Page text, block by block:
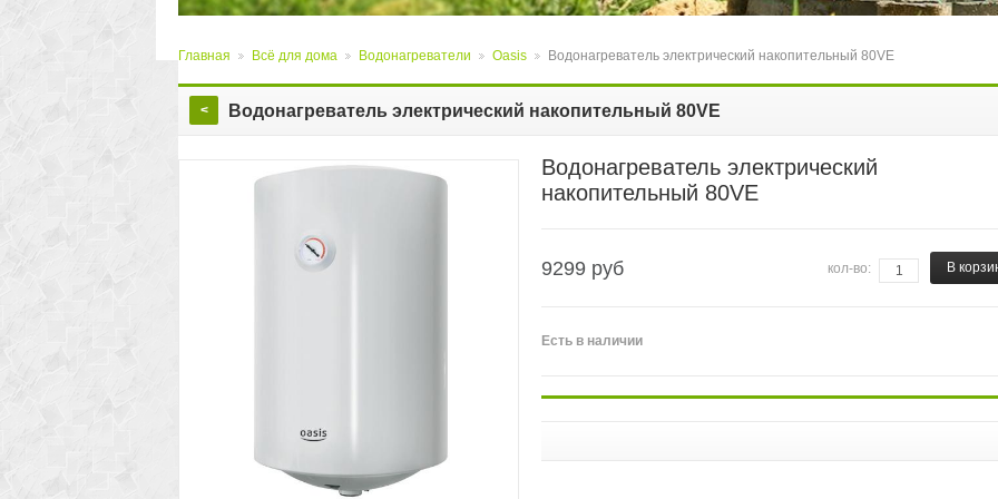
Главная Всё для дома Водонагреватели Oasis Водонагреватель электрический накопительный 80VЕ
< Водонагреватель электрический накопительный 80VЕ
Водонагреватель электрический
накопительный 80VЕ
9299 руб В
кол-во:
Есть в наличии